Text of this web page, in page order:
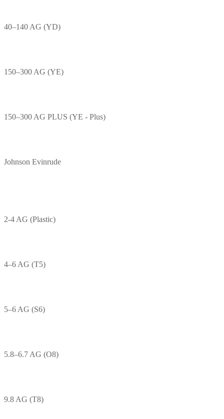
40–140 AG (YD)
150–300 AG (YE)
150–300 AG PLUS (YE - Plus)
Johnson Evinrude
2-4 AG (Plastic)
4–6 AG (T5)
5–6 AG (S6)
5.8–6.7 AG (O8)
9.8 AG (T8)